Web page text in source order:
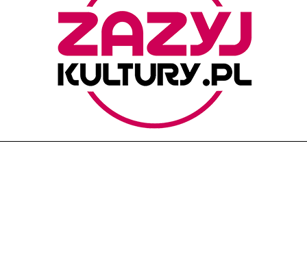
ZAZYJKULTURY